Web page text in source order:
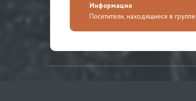
Информация
Посетители, находящиеся в группе